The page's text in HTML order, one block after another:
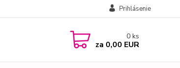
Prihlásenie
0 ks
za 0,00 EUR